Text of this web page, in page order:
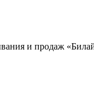
и продаж